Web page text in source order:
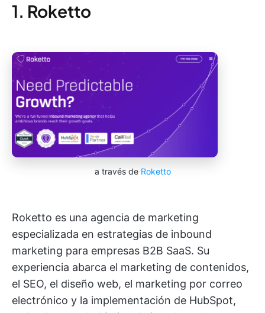
1. Roketto
a través de Roketto
Roketto es una agencia de marketing
especializada en estrategias de inbound
marketing para empresas B2B SaaS. Su
experiencia abarca el marketing de contenidos,
el SEO, el diseño web, el marketing por correo
electrónico y la implementación de HubSpot,